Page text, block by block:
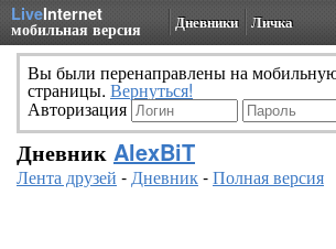
LiveInternet
мобильная версия Дневники Личка
Вы были перенаправлены на
страницы. Вернуться!
Авторизация
Дневник AlexBiT
Лента друзей -Дневник-Полная версия